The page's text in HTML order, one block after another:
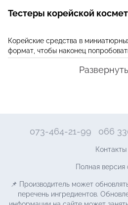
Тестеры корейской
Корейские средства в
формат, чтобы наконец
уход за кожей в домашних
совершенно недорого целый
Ассортимент пробников в
брендов Needly, Dr.Ceuracle и
5-ти ступенчатый уход, доступна
Развернуть
073-464-21-99 066
Контакты
Полная версия
📌 Производитель может
перечень ингредиентов.